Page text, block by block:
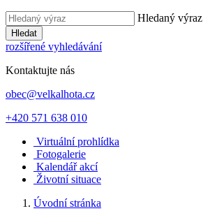
Hledaný výraz
Hledat
rozšířené vyhledávání
Kontaktujte nás
obec@velkalhota.cz
+420 571 638 010
Virtuální prohlídka
Fotogalerie
Kalendář akcí
Životní situace
Úvodní stránka